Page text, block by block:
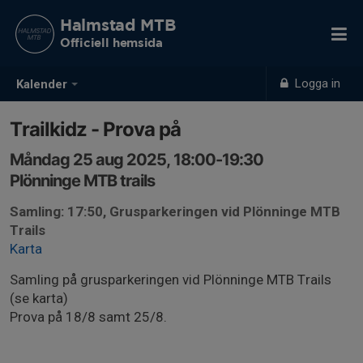
Kalender Logga in
Halmstad MTB
Officiell hemsida
Trailkidz - Prova på
Måndag 25 aug 2025, 18:00-19:30
Plönninge MTB trails
Samling: 17:50, Grusparkeringen vid Plönninge MTB
Trails
Karta
Samling på grusparkeringen vid Plönninge MTB Trails
(se karta)
Prova på 18/8 samt 25/8.